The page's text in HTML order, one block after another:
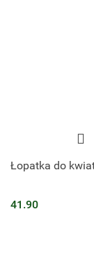
Łopatka do
41.90